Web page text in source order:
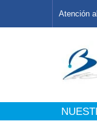
Atención